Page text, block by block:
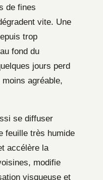
de fines
vite. Une
trop
fond du
jours perd
agréable,
se diffuser
feuille très humide
accélère la
modifie
visqueuse et